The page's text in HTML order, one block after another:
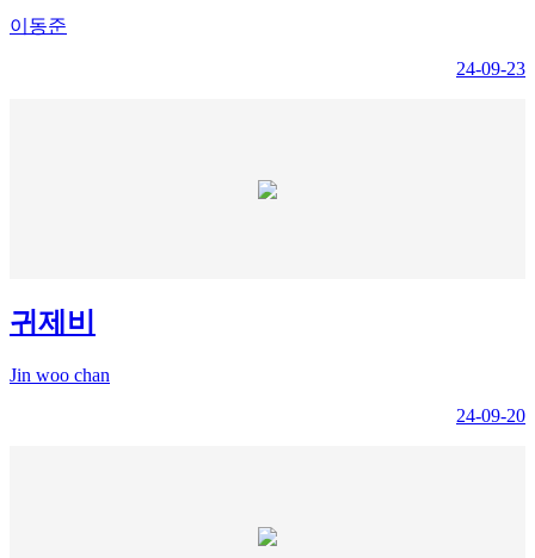
이동준
24-09-23
귀제비
Jin woo chan
24-09-20